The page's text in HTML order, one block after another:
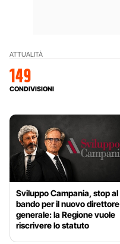
ATTUALITÀ
149
CONDIVISIONI
Sviluppo Campania, stop al
bando per il nuovo direttore
generale: la Regione vuole
riscrivere lo statuto